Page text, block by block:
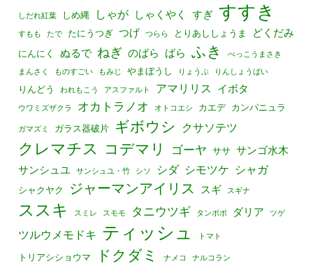
しだれ紅葉 しめ縄 しゃが しゃくやく すぎ すすき
すもも たで たにうつぎ つげ つらら とりあししょうま どくだみ
にんにく ぬるで ねぎ のばら ばら ふき べっこうまさき
まんさく ものすごい もみじ やまぼうし りょうぶ りんしょうばい
りんどう われもこう アスファルト アマリリス イボタ
ウワミズザクラ オカトラノオ オトコエシ カエデ カンパニュラ
ガマズミ ガラス器破片 ギボウシ クサソテツ
クレマチス コデマリ ゴーヤ ササ サンゴ水木
サンシュユ
サンシュユ・竹 シソ シダ シモツケ シャガ
シャクヤク ジャーマンアイリス スギ スギナ
ススキ スミレ スモモ タニウツギ タンポポ ダリア ツゲ
ツルウメモドキ ティッシュ トマト
トリアシショウマ ドクダミ ナメコ ナルコラン